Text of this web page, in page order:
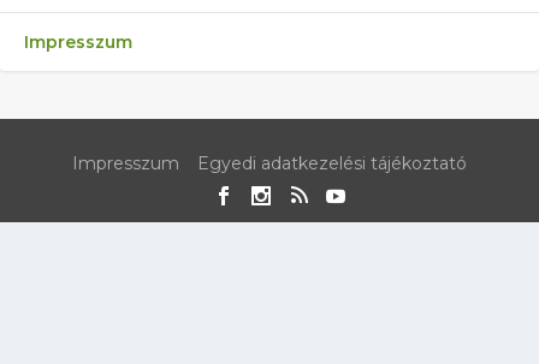
Impresszum
Impresszum Egyedi adatkezelési tájékoztató